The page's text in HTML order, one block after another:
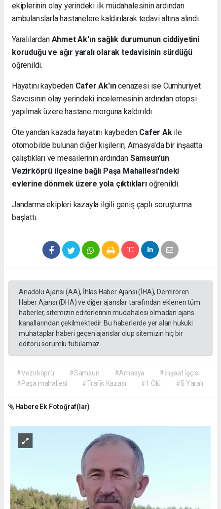
ekiplerinin olay yerindeki ilk müdahalesinin ardından
ambulanslarla hastanelere kaldırılarak tedavi altına alındı.
Yaralılardan Ahmet Ak'ın sağlık durumunun ciddiyetini
koruduğu ve ağır yaralı olarak tedavisinin sürdüğü
öğrenildi.
Hayatını kaybeden Cafer Ak'ıncenazesi ise Cumhuriyet
Savcısının olay yerindeki incelemesinin ardından otopsi
yapılmak üzere hastane morguna kaldırıldı.
Öte yandan kazada hayatını kaybeden Cafer Akile
otomobilde bulunan diğer kişilerin, Amasya'da bir inşaatta
çalıştıkları ve mesailerinin ardından Samsun'un
Vezirköprü ilçesine bağlı Paşa Mahallesi'ndeki
evlerine dönmek üzere yola çıktıklarıöğrenildi.
Jandarma ekipleri kazayla ilgili geniş çaplı soruşturma
başlattı.
Anadolu Ajansı (AA), İhlas Haber Ajansı (İHA), Demirören
Haber Ajansı (DHA) ve diğer ajanslar tarafından eklenen tüm
haberler, sitemizin editörlerinin müdahalesi olmadan ajans
kanallarından çekilmektedir. Bu haberlerde yer alan hukuki
muhataplar haberi geçen ajanslar olup sitemizin hiç bir
editörü sorumlu tutulamaz...
#Vezirköprü #Samsun #Amasya
#İnşaat İşçisi
#Paşa mahallesi
#Trafik Kazası #1 Ölü #5 Yaralı
Habere Ek Fotoğraf(lar)